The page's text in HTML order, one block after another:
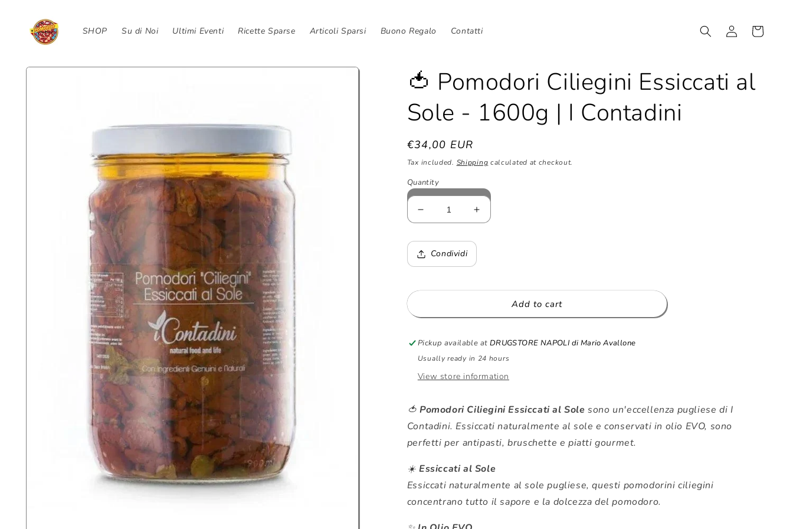
content
SHOP Su di Noi Ultimi Eventi Ricette Sparse Articoli Sparsi Buono Regalo Contatti
Log
in
Cart
Skip to
🍅 Pomodori Ciliegini Essiccati al
Sole - 1600g | I Contadini
Regular
price
€34,00 EUR
Tax included. Shipping calculated at checkout.
Quantity
Decrease
quantity
for
🍅
Pomodori
Essiccati
1600g
I
Contadini
Increase
quantity
Pomodori
Essiccati
1600g
I
Contadini
Condividi
Add to cart
Pickup available at DRUGSTORE NAPOLI di Mario Avallone
Usually ready in 24 hours
View store information
🍅 Pomodori Ciliegini Essiccati al Sole sono un'eccellenza pugliese di I
Contadini. Essiccati naturalmente al sole e conservati in olio EVO, sono
perfetti per antipasti, bruschette e piatti gourmet.
☀️ Essiccati al Sole
Essiccati naturalmente al sole pugliese, questi pomodorini ciliegini
concentrano tutto il sapore e la dolcezza del pomodoro.